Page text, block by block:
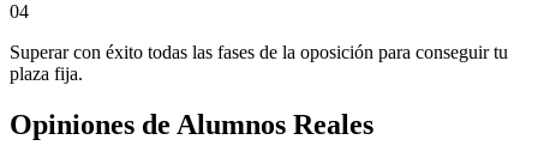
04
Superar con éxito todas las fases de la oposición para conseguir tu
plaza fija.
Opiniones de Alumnos Reales